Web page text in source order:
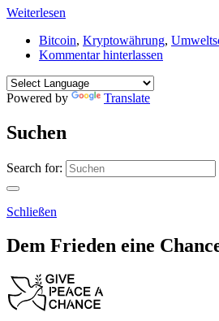
Weiterlesen
Bitcoin, Kryptowährung,
Kommentar hinterlassen
Powered by Translate
Suchen
Search for:
Schließen
Dem Frieden eine